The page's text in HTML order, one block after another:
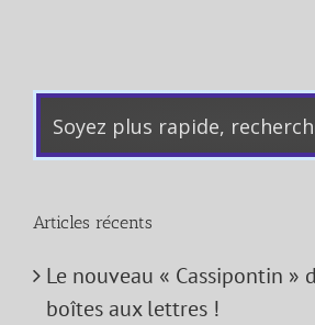
Articles récents
Le nouveau « Cassipontin »
boîtes aux lettres !